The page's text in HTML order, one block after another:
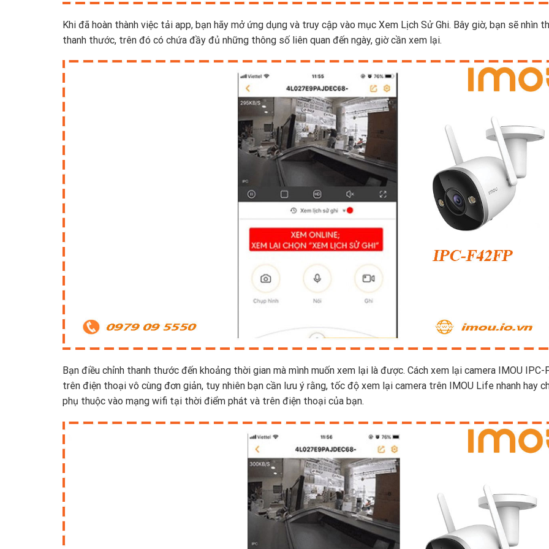
Khi đã hoàn thành việc tải app, bạn hãy mở ứng dụng và truy cập vào mục Xem Lịch Sử Ghi. Bây giờ, bạn sẽ nhìn
thanh thước, trên đó có chứa đầy đủ những thông số liên quan đến ngày, giờ cần xem lại.
Bạn điều chỉnh thanh thước đến khoảng thời gian mà mình muốn xem lại là được. Cách xem lại camera IMOU IPC-
trên điện thoại vô cùng đơn giản, tuy nhiên bạn cần lưu ý rằng, tốc độ xem lại camera trên IMOU Life nhanh hay
phụ thuộc vào mạng wifi tại thời điểm phát và trên điện thoại của bạn.